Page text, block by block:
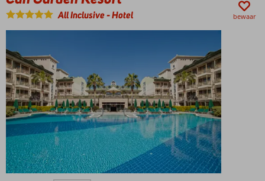
All Inclusive-Hotel bewaar